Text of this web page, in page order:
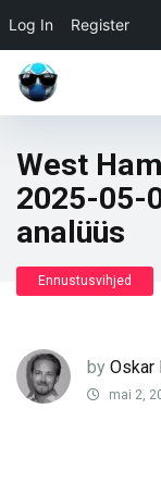
Log In Register
West
2025-05-
analüüs
Ennustusvihjed
by Oskar
mai 2,